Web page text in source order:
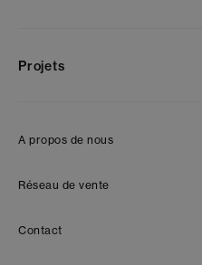
Projets
A propos de nous
Réseau de vente
Contact